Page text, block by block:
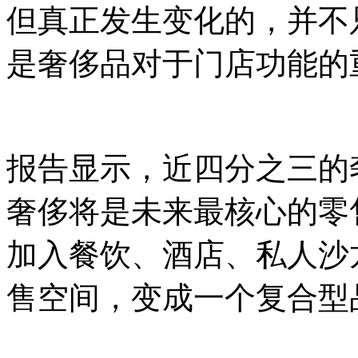
但真正发生变化的，并
是奢侈品对于门店功能
报告显示，近四分之三
奢侈将是未来最核心的
加入餐饮、酒店、私人
售空间，变成一个复合